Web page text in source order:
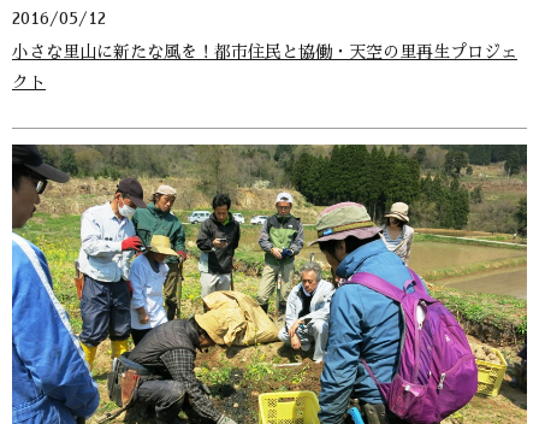
2016/05/12
小さな里山に新たな風を！都市住民と協働・天空の里再生プロジェ
クト